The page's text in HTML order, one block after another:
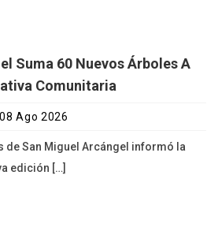
Suma 60 Nuevos Árboles A
Comunitaria
08 Ago 2026
de San Miguel Arcángel informó la
edición […]